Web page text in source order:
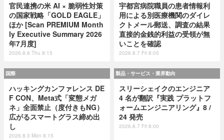
官民連携の米 AI × 脆弱性対策
の国家戦略「GOLD EAGLE」
ほか [Scan PREMIUM Month
ly Executive Summary 2026
年7月度]
2026.8.6 Thu 8:15
宇都宮病院職員の患者情報利
用による別医療機関のダイレ
クトメール郵送、調査の結果
直接的金銭的利益の受領が無
いことを確認
2026.8.7 Fri 8:05
国際
ハッキングカンファレンス DE
F CON、Meta式「変態メガ
ネ」全面禁止（度付きもNG）
広がるスマートグラス締め出
し
2026.8.3 Mon 8:15
製品・サービス・業界動向
スリーシェイクのエンジニア
4 名が翻訳『実践 プラットフ
ォームエンジニアリング』8 /
24 発売
2026.8.7 Fri 8:00